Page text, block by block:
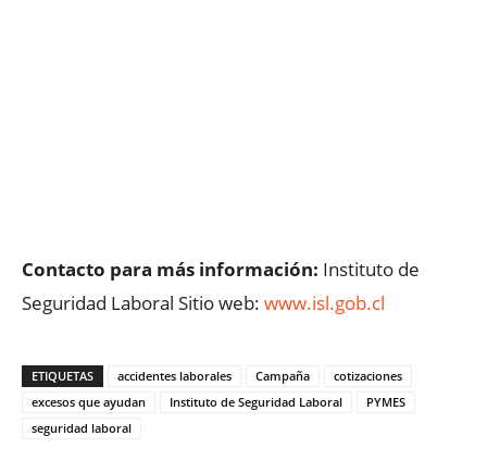
Contacto para más información: Instituto de
Seguridad Laboral Sitio web: www.isl.gob.cl
ETIQUETAS accidentes laborales Campaña
cotizaciones
excesos que ayudan
Instituto de Seguridad Laboral
PYMES
seguridad laboral